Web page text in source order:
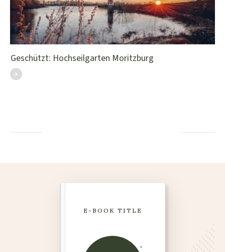
Geschützt: Hochseilgarten Moritzburg
E-BOOK TITLE